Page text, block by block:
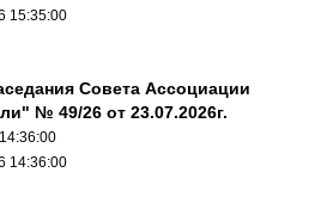
15:35:00
Совета Ассоциации
№ 49/26 от 23.07.2026г.
14:36:00